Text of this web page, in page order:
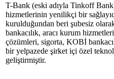
T-Bank (eski adıyla Tinkoff
hizmetlerinin yenilikçi bir
kurulduğundan beri şubesiz
bankacılık, aracı kurum
çözümleri, sigorta, KOBİ
bir yelpazede şirket içi özel
geliştirmiştir.